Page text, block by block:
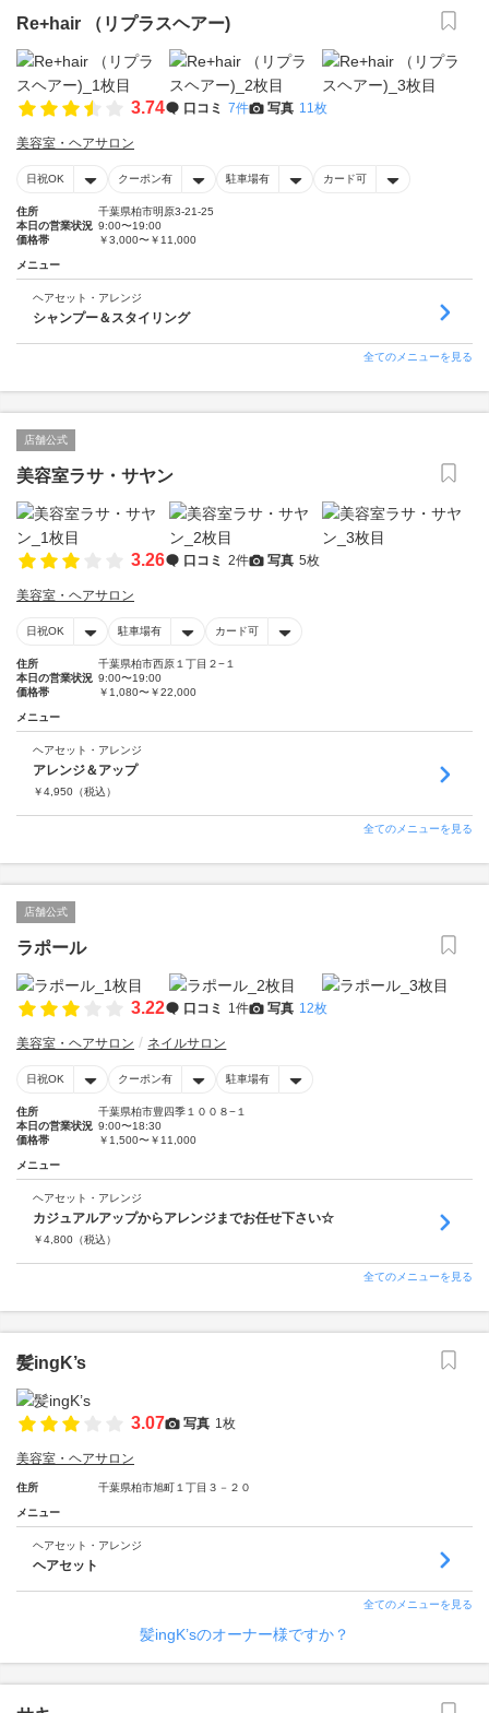
Re+hair （リプラスヘアー)
3.74 口コミ 7件 写真 11枚
美容室・ヘアサロン
日祝OK クーポン有 駐車場有 カード可
住所
千葉県柏市明原3-21-25
本日の営業状況 9:00〜19:00
価格帯
￥3,000〜￥11,000
メニュー
ヘアセット・アレンジ
シャンプー＆スタイリング
全てのメニューを見る
店舗公式
美容室ラサ・サヤン
3.26 口コミ 2件 写真 5枚
美容室・ヘアサロン
日祝OK 駐車場有 カード可
住所
千葉県柏市西原１丁目２−１
本日の営業状況 9:00〜19:00
価格帯
￥1,080〜￥22,000
メニュー
ヘアセット・アレンジ
アレンジ＆アップ
￥4,950 （税込）
全てのメニューを見る
店舗公式
ラポール
3.22 口コミ 1件 写真 12枚
美容室・ヘアサロン ネイルサロン
日祝OK クーポン有 駐車場有
住所
千葉県柏市豊四季１００８−１
本日の営業状況 9:00〜18:30
価格帯
￥1,500〜￥11,000
メニュー
ヘアセット・アレンジ
カジュアルアップからアレンジまでお任せ下さい☆
￥4,800 （税込）
全てのメニューを見る
髪ingK’s
3.07 写真 1枚
美容室・ヘアサロン
住所 千葉県柏市旭町１丁目３－２０
メニュー
ヘアセット・アレンジ
ヘアセット
全てのメニューを見る
髪ingK’sのオーナー様ですか？